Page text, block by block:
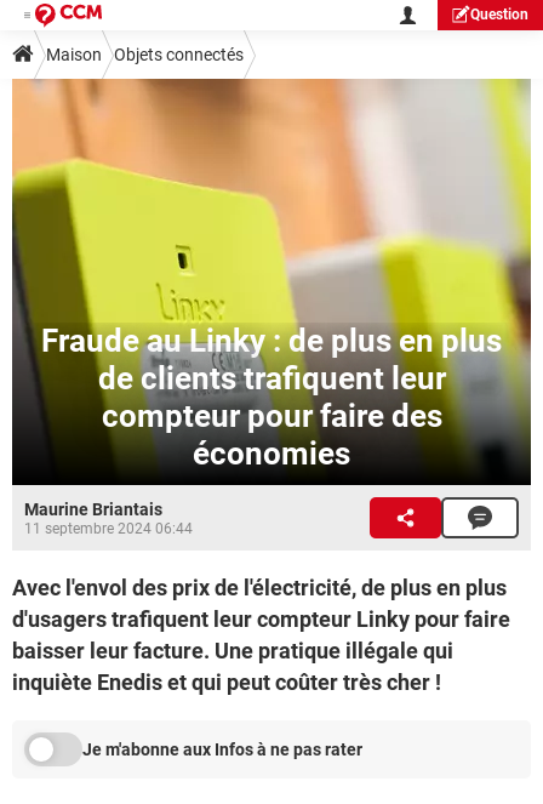
Question
Maison Objets connectés
Fraude au Linky : de plus en plus
de clients trafiquent leur
compteur pour faire des
économies
Maurine Briantais
11 septembre 2024 06:44
Avec l'envol des prix de l'électricité, de plus en plus
d'usagers trafiquent leur compteur Linky pour faire
baisser leur facture. Une pratique illégale qui
inquiète Enedis et qui peut coûter très cher !
Je m'abonne aux Infos à ne pas rater